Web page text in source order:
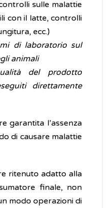
sulle malattie
con il latte, controlli
ecc.)
di laboratorio sul
animali
del prodotto
direttamente
garantita l’assenza
di causare malattie
ritenuto adatto alla
finale, non
modo operazioni di